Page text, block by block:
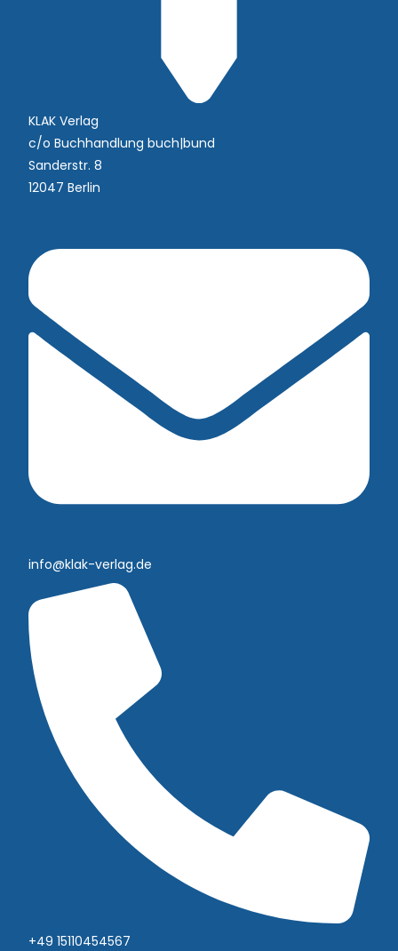
KLAK Verlag
c/o Buchhandlung buch|bund
Sanderstr. 8
12047 Berlin
info@klak-verlag.de
+49 15110454567